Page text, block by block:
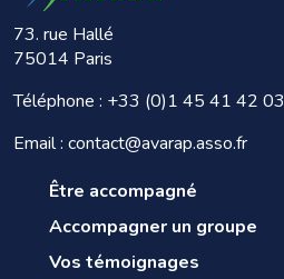
73. rue Hallé
75014 Paris
Téléphone : +33 (0)1 45 41 42 03
Email : contact@avarap.asso.fr
Être accompagné
Accompagner un groupe
Vos témoignages